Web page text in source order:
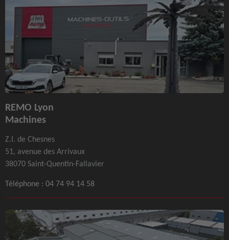
REMO Lyon
Machines
Z.I. de Chesnes
51, avenue des Arrivaux
38070 Saint-Quentin-Fallavier
Téléphone : 04 74 94 14 58